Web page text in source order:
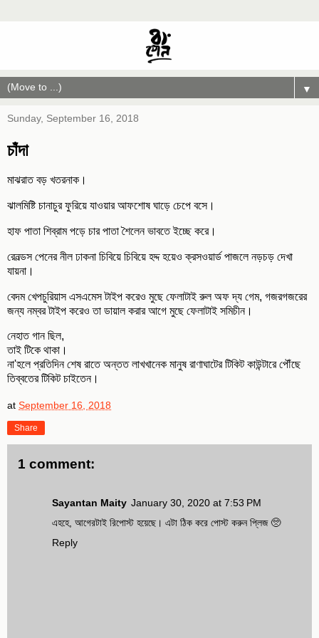
▼
Sunday, September 16, 2018
চাঁদা
মাঝরাত বড় খতরনাক।
ঝালমিষ্টি চানাচুর ফুরিয়ে যাওয়ার আফশোষ ঘাড়ে চেপে বসে।
হাফ পাতা শিব্রাম পড়ে চার পাতা শৈলেন ভাবতে ইচ্ছে করে।
রেনল্ডস পেনের নীল ঢাকনা চিবিয়ে চিবিয়ে হদ্দ হয়েও ক্রসওয়ার্ড পাজলে নড়চড় দেখা
যায়না।
বেদম খেপচুরিয়াস এসএমেস টাইপ করেও মুছে ফেলাটাই রুল অফ দ্য গেম, গজরগজরের
জন্য নম্বর টাইপ করেও তা ডায়াল করার আগে মুছে ফেলাটাই সমিচীন।
নেহাত গান ছিল,
তাই টিকে থাকা।
না'হলে প্রতিদিন শেষ রাতে অন্তত লাখখানেক মানুষ রাণাঘাটের টিকিট কাউন্টারে পৌঁছে
তিব্বতের টিকিট চাইতেন।
at September 16, 2018
Share
1 comment:
Sayantan Maity January 30, 2020 at 7:53 PM
এহহে, আগেরটাই রিপোস্ট হয়েছে। এটা ঠিক করে পোস্ট করুন প্লিজ 🥺
Reply